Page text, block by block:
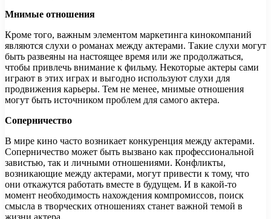
Мнимые отношения
Кроме того, важным элементом маркетинга кинокомпаний
являются слухи о романах между актерами. Такие слухи могут
быть развеяны на настоящее время или же продолжаться,
чтобы привлечь внимание к фильму. Некоторые актеры сами
играют в этих играх и выгодно используют слухи для
продвижения карьеры. Тем не менее, мнимые отношения
могут быть источником проблем для самого актера.
Соперничество
В мире кино часто возникает конкуренция между актерами.
Соперничество может быть вызвано как профессиональной
завистью, так и личными отношениями. Конфликты,
возникающие между актерами, могут привести к тому, что
они откажутся работать вместе в будущем. И в какой-то
момент необходимость нахождения компромиссов, поиск
смысла в творческих отношениях станет важной темой в